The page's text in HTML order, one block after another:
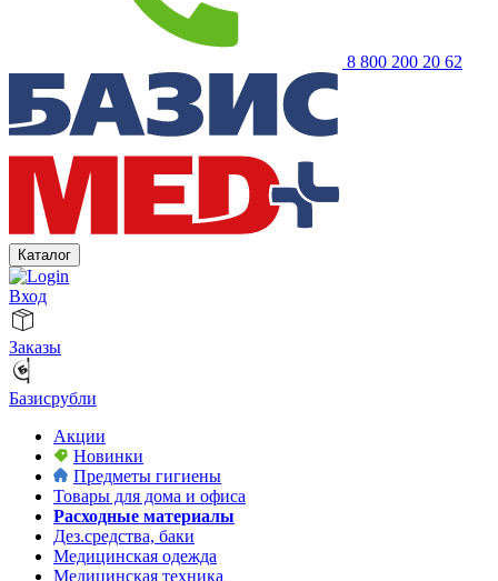
8 800 200 20 62
Каталог
Вход
Заказы
Базисрубли
Акции
Новинки
Предметы гигиены
Товары для дома и офиса
Расходные материалы
Дез.средства, баки
Медицинская одежда
Медицинская техника